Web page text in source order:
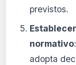
previstos.
normativo
adopta